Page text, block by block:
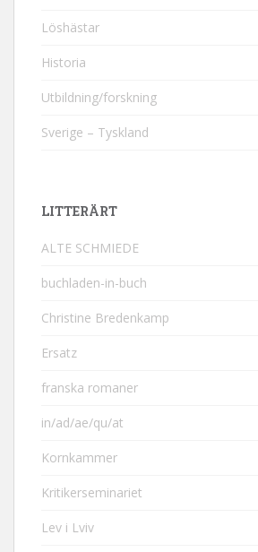
Löshästar
Historia
Utbildning/forskning
Sverige – Tyskland
LITTERÄRT
ALTE SCHMIEDE
buchladen-in-buch
Christine Bredenkamp
Ersatz
franska romaner
in/ad/ae/qu/at
Kornkammer
Kritikerseminariet
Lev i Lviv